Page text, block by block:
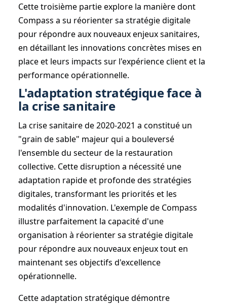
Cette troisième partie explore la manière dont
Compass a su réorienter sa stratégie digitale
pour répondre aux nouveaux enjeux sanitaires,
en détaillant les innovations concrètes mises en
place et leurs impacts sur l'expérience client et la
performance opérationnelle.
L'adaptation stratégique face à
la crise sanitaire
La crise sanitaire de 2020-2021 a constitué un
"grain de sable" majeur qui a bouleversé
l'ensemble du secteur de la restauration
collective. Cette disruption a nécessité une
adaptation rapide et profonde des stratégies
digitales, transformant les priorités et les
modalités d'innovation. L'exemple de Compass
illustre parfaitement la capacité d'une
organisation à réorienter sa stratégie digitale
pour répondre aux nouveaux enjeux tout en
maintenant ses objectifs d'excellence
opérationnelle.
Cette adaptation stratégique démontre